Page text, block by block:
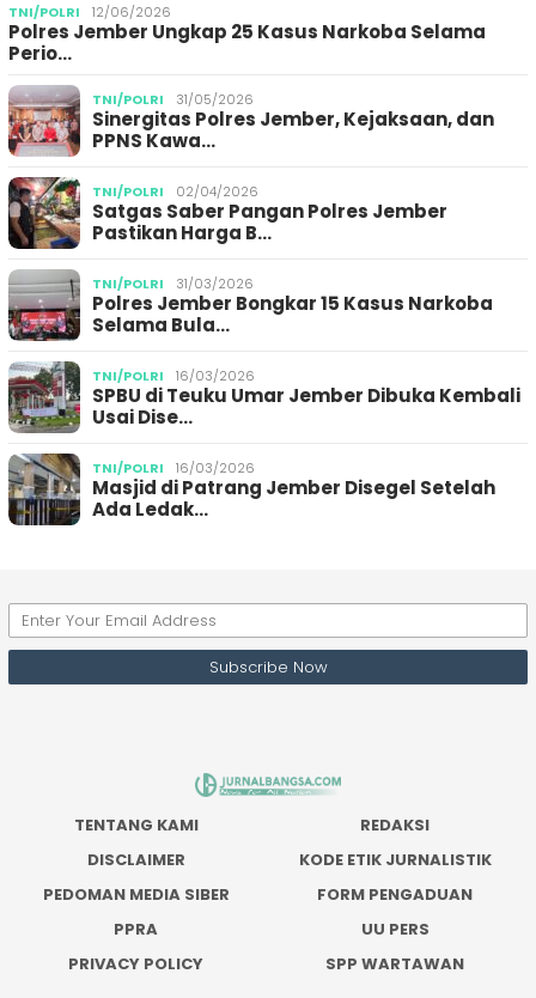
TNI/POLRI 12/06/2026
Polres Jember Ungkap 25 Kasus Narkoba Selama
Perio…
TNI/POLRI 31/05/2026
Sinergitas Polres Jember, Kejaksaan, dan
PPNS Kawa…
TNI/POLRI 02/04/2026
Satgas Saber Pangan Polres Jember
Pastikan Harga B…
TNI/POLRI 31/03/2026
Polres Jember Bongkar 15 Kasus Narkoba
Selama Bula…
TNI/POLRI 16/03/2026
SPBU di Teuku Umar Jember Dibuka Kembali
Usai Dise…
TNI/POLRI 16/03/2026
Masjid di Patrang Jember Disegel Setelah
Ada Ledak…
TENTANG KAMI
REDAKSI
DISCLAIMER
KODE ETIK JURNALISTIK
PEDOMAN MEDIA SIBER
FORM PENGADUAN
PPRA
UU PERS
PRIVACY POLICY
SPP WARTAWAN